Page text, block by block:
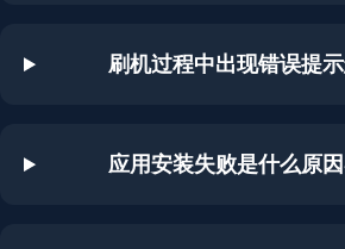
刷机过程中出现错误提
应用安装失败是什么原